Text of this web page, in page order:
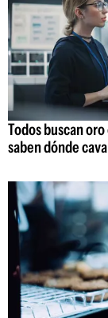
Todos buscan
saben dónde